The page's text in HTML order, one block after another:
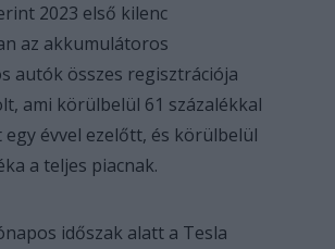
2023 első kilenc
az akkumulátoros
autók összes regisztrációja
ami körülbelül 61 százalékkal
évvel ezelőtt, és körülbelül
a teljes piacnak.
időszak alatt a Tesla